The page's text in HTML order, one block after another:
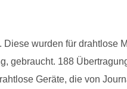
wurden für drahtlose
gebraucht. 188
Geräte, die von